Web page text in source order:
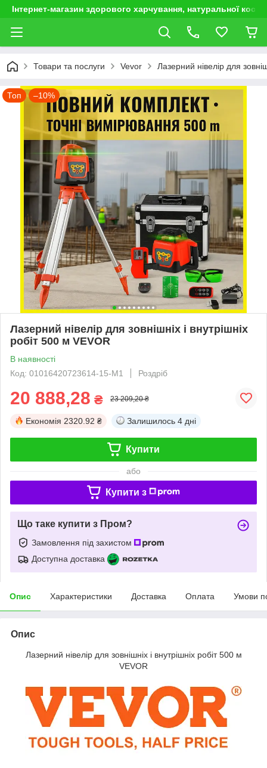
Інтернет-магазин здорового харчування, натуральної
Товари та послуги Vevor Лазерний нівелір для
Топ –10%
Лазерний нівелір для зовнішніх і внутрішніх
робіт 500 м VEVOR
В наявності
Код: 01016420723614-15-M1
Роздріб
20 888,28 ₴ 23 209,20 ₴
Економія 2320.92 ₴ Залишилось 4 дні
Купити
або
Купити з
Що таке купити з Пром?
Замовлення під захистом
Доступна доставка
Опис Характеристики Доставка Оплата Умови
Опис
Лазерний нівелір для зовнішніх і внутрішніх робіт 500 м
VEVOR